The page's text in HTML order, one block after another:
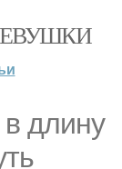
в длину